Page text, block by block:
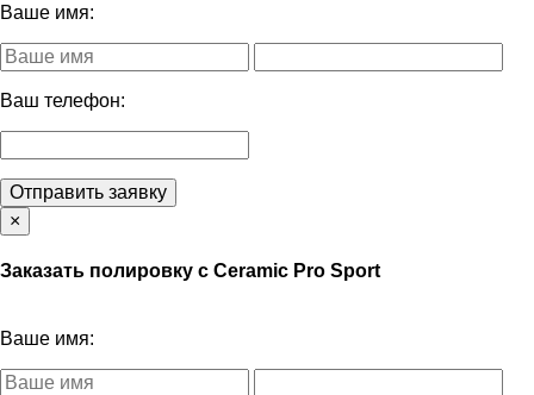
Ваше имя:
Ваш телефон:
Отправить заявку
×
Заказать полировку с Ceramic Pro Sport
Ваше имя: